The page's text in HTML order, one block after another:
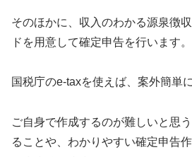
そのほかに、収入のわかる源泉徴
ドを用意して確定申告を行います。
国税庁のe-taxを使えば、案外簡単
ご自身で作成するのが難しいと思
ることや、わかりやすい確定申告